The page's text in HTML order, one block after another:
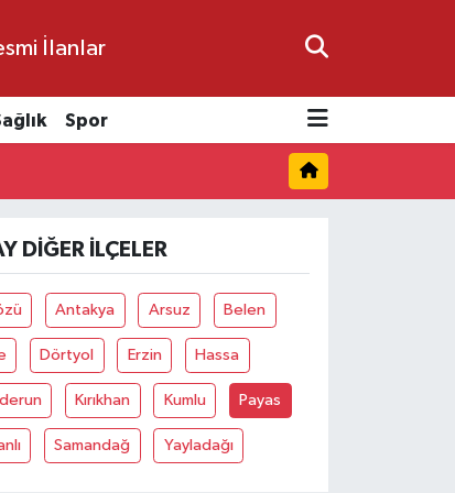
İlanlar
Spor
DIĞER İLÇELER
Antakya Arsuz Belen
Dörtyol Erzin Hassa
Kırıkhan Kumlu Payas
Samandağ Yayladağı